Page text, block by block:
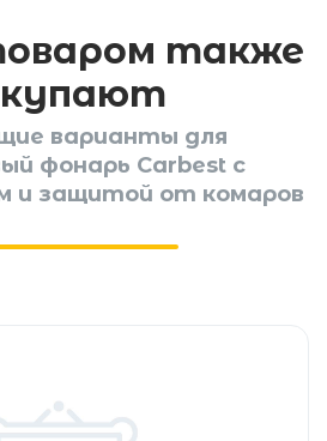
также
варианты для
фонарь Carbest с
и защитой от комаров